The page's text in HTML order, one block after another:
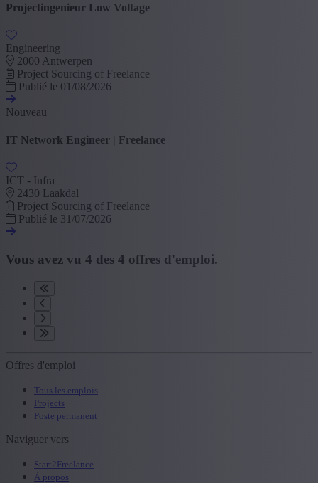
Projectingenieur Low Voltage
Engineering
2000 Antwerpen
Project Sourcing of Freelance
Publié le 01/08/2026
Nouveau
IT Network Engineer | Freelance
ICT - Infra
2430 Laakdal
Project Sourcing of Freelance
Publié le 31/07/2026
Vous avez vu 4 des 4 offres d'emploi.
Offres d'emploi
Tous les emplois
Projects
Poste permanent
Naviguer vers
Start2Freelance
À propos